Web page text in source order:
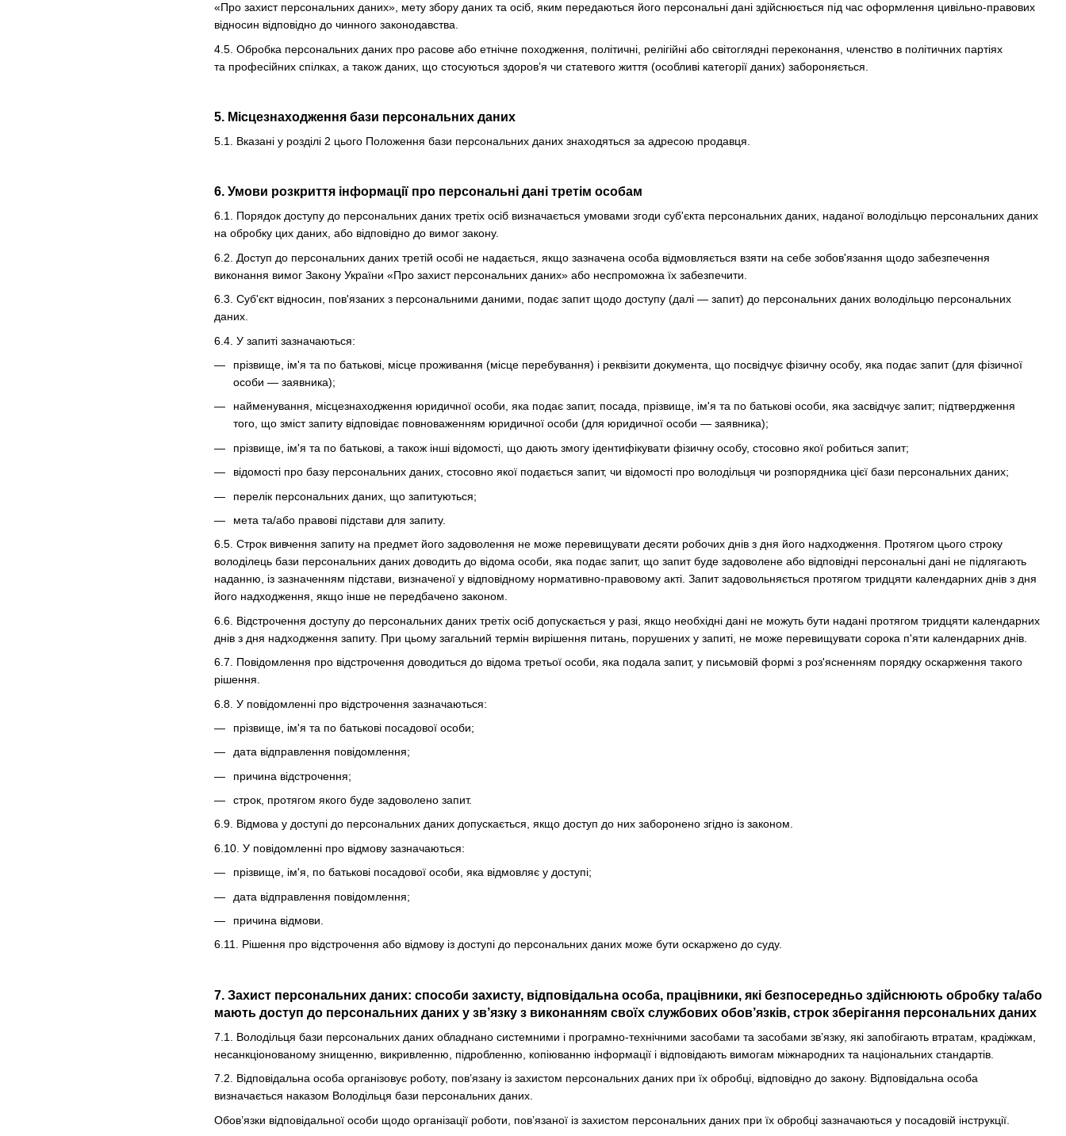
«Про захист персональних даних», мету збору даних та осіб, яким передаються його персональні дані здійснюється під час оформлення цивільно-правових
відносин відповідно до чинного законодавства.
4.5. Обробка персональних даних про расове або етнічне походження, політичні, релігійні або світоглядні переконання, членство в політичних партіях
та професійних спілках, а також даних, що стосуються здоров’я чи статевого життя (особливі категорії даних) забороняється.
5. Місцезнаходження бази персональних даних
5.1. Вказані у розділі 2 цього Положення бази персональних даних знаходяться за адресою продавця.
6. Умови розкриття інформації про персональні дані третім особам
6.1. Порядок доступу до персональних даних третіх осіб визначається умовами згоди суб'єкта персональних даних, наданої володільцю персональних даних
на обробку цих даних, або відповідно до вимог закону.
6.2. Доступ до персональних даних третій особі не надається, якщо зазначена особа відмовляється взяти на себе зобов'язання щодо забезпечення
виконання вимог Закону України «Про захист персональних даних» або неспроможна їх забезпечити.
6.3. Суб'єкт відносин, пов'язаних з персональними даними, подає запит щодо доступу (далі — запит) до персональних даних володільцю персональних
даних.
6.4. У запиті зазначаються:
прізвище, ім'я та по батькові, місце проживання (місце перебування) і реквізити документа, що посвідчує фізичну особу, яка подає запит (для фізичної
особи — заявника);
найменування, місцезнаходження юридичної особи, яка подає запит, посада, прізвище, ім'я та по батькові особи, яка засвідчує запит; підтвердження
того, що зміст запиту відповідає повноваженням юридичної особи (для юридичної особи — заявника);
прізвище, ім'я та по батькові, а також інші відомості, що дають змогу ідентифікувати фізичну особу, стосовно якої робиться запит;
відомості про базу персональних даних, стосовно якої подається запит, чи відомості про володільця чи розпорядника цієї бази персональних даних;
перелік персональних даних, що запитуються;
мета та/або правові підстави для запиту.
6.5. Строк вивчення запиту на предмет його задоволення не може перевищувати десяти робочих днів з дня його надходження. Протягом цього строку
володілець бази персональних даних доводить до відома особи, яка подає запит, що запит буде задоволене або відповідні персональні дані не підлягають
наданню, із зазначенням підстави, визначеної у відповідному нормативно-правовому акті. Запит задовольняється протягом тридцяти календарних днів з дня
його надходження, якщо інше не передбачено законом.
6.6. Відстрочення доступу до персональних даних третіх осіб допускається у разі, якщо необхідні дані не можуть бути надані протягом тридцяти календарних
днів з дня надходження запиту. При цьому загальний термін вирішення питань, порушених у запиті, не може перевищувати сорока п'яти календарних днів.
6.7. Повідомлення про відстрочення доводиться до відома третьої особи, яка подала запит, у письмовій формі з роз'ясненням порядку оскарження такого
рішення.
6.8. У повідомленні про відстрочення зазначаються:
прізвище, ім'я та по батькові посадової особи;
дата відправлення повідомлення;
причина відстрочення;
строк, протягом якого буде задоволено запит.
6.9. Відмова у доступі до персональних даних допускається, якщо доступ до них заборонено згідно із законом.
6.10. У повідомленні про відмову зазначаються:
прізвище, ім'я, по батькові посадової особи, яка відмовляє у доступі;
дата відправлення повідомлення;
причина відмови.
6.11. Рішення про відстрочення або відмову із доступі до персональних даних може бути оскаржено до суду.
7. Захист персональних даних: способи захисту, відповідальна особа, працівники, які безпосередньо здійснюють обробку та/або
мають доступ до персональних даних у зв’язку з виконанням своїх службових обов’язків, строк зберігання персональних даних
7.1. Володільця бази персональних даних обладнано системними і програмно-технічними засобами та засобами зв’язку, які запобігають втратам, крадіжкам,
несанкціонованому знищенню, викривленню, підробленню, копіюванню інформації і відповідають вимогам міжнародних та національних стандартів.
7.2. Відповідальна особа організовує роботу, пов’язану із захистом персональних даних при їх обробці, відповідно до закону. Відповідальна особа
визначається наказом Володільця бази персональних даних.
Обов’язки відповідальної особи щодо організації роботи, пов’язаної із захистом персональних даних при їх обробці зазначаються у посадовій інструкції.